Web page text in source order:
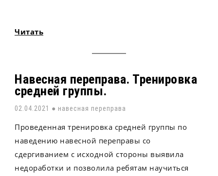
Читать
Навесная переправа. Тренировка
средней группы.
02.04.2021 ● навесная переправа
Проведенная тренировка средней группы по
наведению навесной переправы со
сдергиванием с исходной стороны выявила
недоработки и позволила ребятам научиться